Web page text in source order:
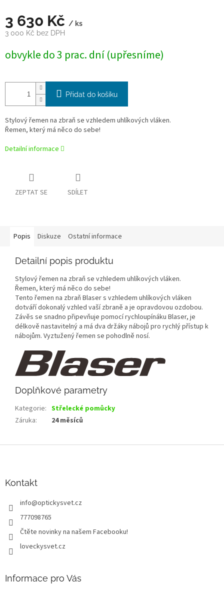
3 630 Kč / ks
3 000 Kč bez DPH
cena:
obvykle do 3 prac. dní (upřesníme)
Přidat do košíku
Stylový řemen na zbraň se vzhledem uhlíkových vláken.
Řemen, který má něco do sebe!
Detailní informace
ZEPTAT SE SDÍLET
Popis Diskuze Ostatní informace
Detailní popis produktu
Stylový řemen na zbraň se vzhledem uhlíkových vláken.
Řemen, který má něco do sebe!
Tento řemen na zbraň Blaser s vzhledem uhlíkových vláken
dotváří dokonalý vzhled vaší zbraně a je opravdovou ozdobou.
Závěs se snadno připevňuje pomocí rychloupínáku Blaser, je
délkově nastavitelný a má dva držáky nábojů pro rychlý přístup k
nábojům. Vyztužený řemen se pohodlně nosí.
Doplňkové parametry
Kategorie: Střelecké pomůcky
Záruka: 24 měsíců
Kontakt
info@optickysvet.cz
777098765
Čtěte novinky na našem Facebooku!
loveckysvet.cz
Informace pro Vás